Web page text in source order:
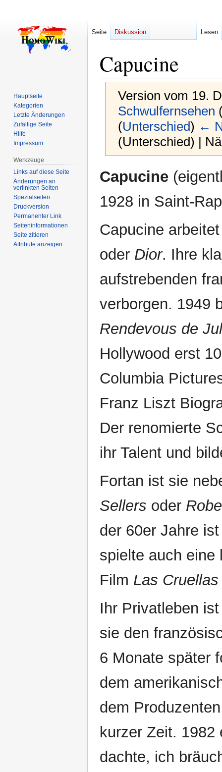
Capucine
Version vom 19.
Schwulfernsehen
(Unterschied) ←
(Unterschied) |
Navigation
Suche
Capucine
1928 in Saint-
Capucine
oder Dior. Ihre
aufstrebenden
verborgen. 1949
Rendevous de
Hollywood erst
Columbia
Franz Liszt
Der renomierte
ihr Talent und
Fortan ist sie
Sellers oder
der 60er Jahre
spielte auch eine
Film Las Cruellas
Ihr Privatleben
sie den
6 Monate später
dem
dem
kurzer Zeit. 1982
dachte, ich
Seite Diskussion Lesen
Hauptseite
Kategorien
Letzte Änderungen
Zufällige Seite
Hilfe
Impressum
Werkzeuge
Links auf diese Seite
Änderungen an
verlinkten Seiten
Spezialseiten
Druckversion
Permanenter Link
Seiten­­informationen
Seite zitieren
Attribute anzeigen